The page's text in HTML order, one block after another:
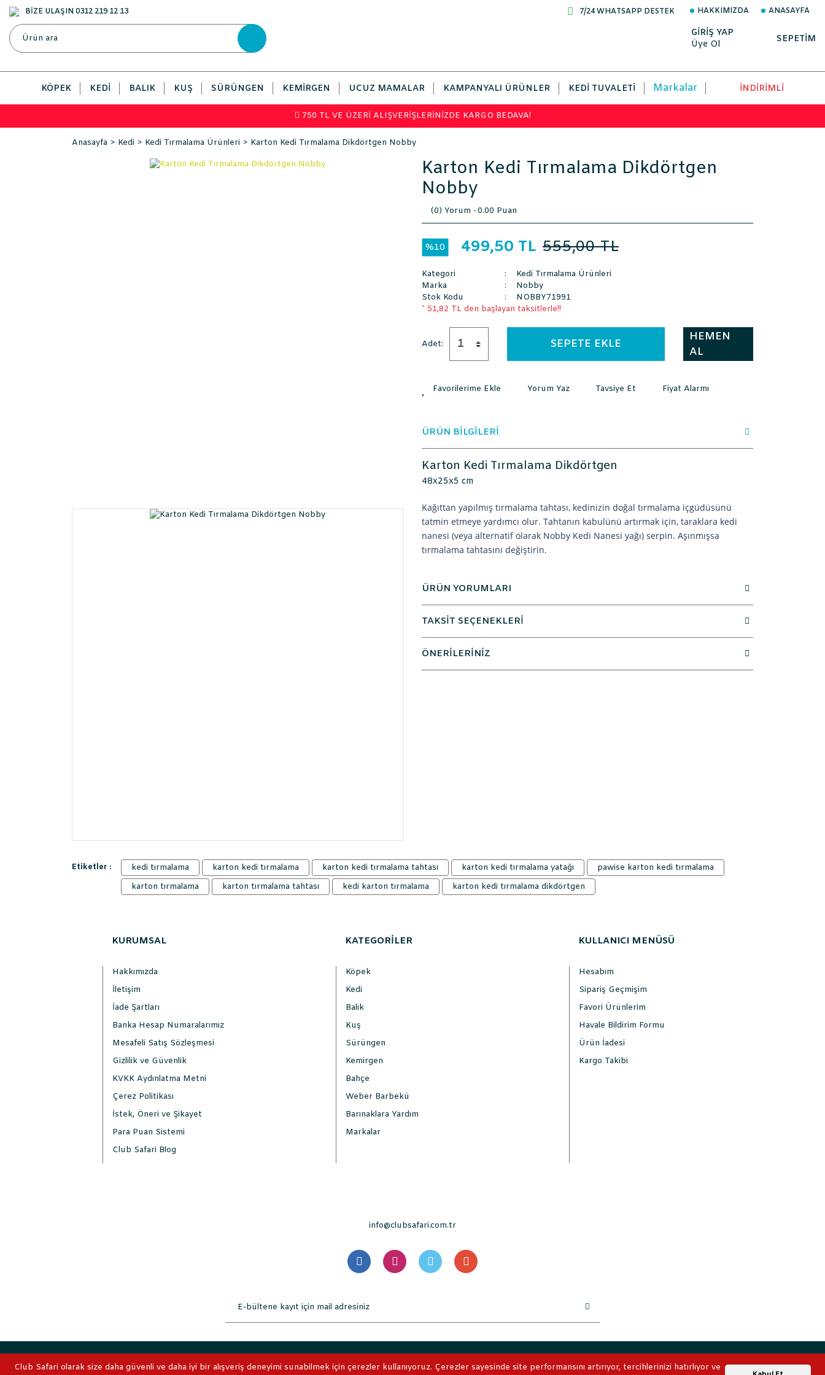
Club Safari olarak size daha güvenli ve daha iyi bir alışveriş deneyimi sunabilmek için çerezler kullanıyoruz. Çerezler sayesinde site performansını artırıyor, tercihlerinizi hatırlıyor ve
BİZE ULAŞIN 0312 219 12 13 7/24 WHATSAPP DESTEK HAKKIMIZDA ANASAYFA
GİRİŞ YAP
Üye Ol
SEPETİM
KÖPEK KEDI BALIK KUŞ SÜRÜNGEN KEMIRGEN UCUZ MAMALAR KAMPANYALI ÜRÜNLER KEDI TUVALETI Markalar İNDİRİMLİ
750 TL VE ÜZERİ ALIŞVERİŞLERİNİZDE KARGO BEDAVA!
Anasayfa Kedi Kedi Tırmalama Ürünleri Karton Kedi Tırmalama Dikdörtgen Nobby
Karton Kedi Tırmalama Dikdörtgen
Nobby
(0) Yorum -0.00 Puan
%10 499,50 TL 555,00 TL
Kategori
Kedi Tırmalama Ürünleri
Marka
Nobby
Stok Kodu
NOBBY71991
* 51,82 TL den başlayan taksitlerle!!
Adet: SEPETE EKLE
HEMEN
AL
Yorum Yaz Tavsiye Et Fiyat Alarmı
ÜRÜN BİLGİLERİ
Karton Kedi Tırmalama Dikdörtgen
48x25x5 cm
Kağıttan yapılmış tırmalama tahtası, kedinizin doğal tırmalama içgüdüsünü
tatmin etmeye yardımcı olur. Tahtanın kabulünü artırmak için, taraklara kedi
nanesi (veya alternatif olarak Nobby Kedi Nanesi yağı) serpin. Aşınmışsa
tırmalama tahtasını değiştirin.
ÜRÜN YORUMLARI
TAKSİT SEÇENEKLERİ
ÖNERİLERİNİZ
Etiketler : kedi tırmalama karton kedi tırmalama karton kedi tırmalama tahtası karton kedi tırmalama yatağı
pawise karton kedi tırmalama
karton tırmalama
karton tırmalama tahtası kedi karton tırmalama karton kedi tırmalama dikdörtgen
KURUMSAL
Hakkımızda
İletişim
İade Şartları
Banka Hesap Numaralarımız
Mesafeli Satış Sözleşmesi
Gizlilik ve Güvenlik
KVKK Aydınlatma Metni
Çerez Politikası
İstek, Öneri ve Şikayet
Para Puan Sistemi
Club Safari Blog
KATEGORİLER
Köpek
Kedi
Balık
Kuş
Sürüngen
Kemirgen
Bahçe
Weber Barbekü
Barınaklara Yardım
Markalar
KULLANICI MENÜSÜ
Hesabım
Sipariş Geçmişim
Favori Ürünlerim
Havale Bildirim Formu
Ürün İadesi
Kargo Takibi
info@clubsafari.com.tr